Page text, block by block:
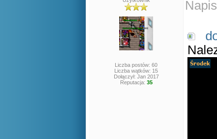
Liczba postów: 60
Liczba wątków: 15
Dołączył: Jan 2017
Reputacja: 35